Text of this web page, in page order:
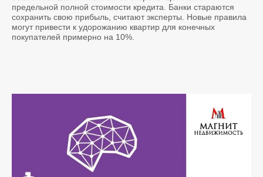
предельной полной стоимости кредита. Банки стараются
сохранить свою прибыль, считают эксперты. Новые правила
могут привести к удорожанию квартир для конечных
покупателей примерно на 10%.